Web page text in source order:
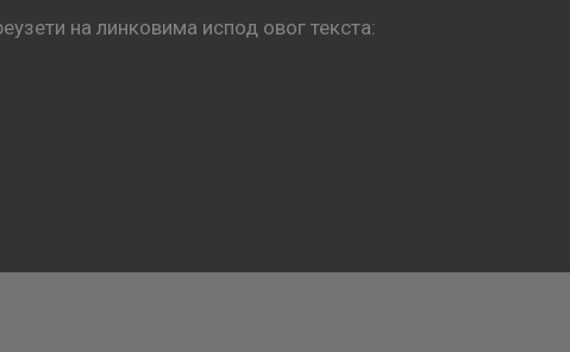
на линковима испод овог текста: